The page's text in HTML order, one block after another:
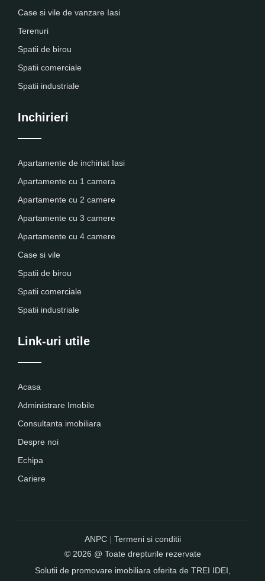
Case si vile de vanzare Iasi
Terenuri
Spatii de birou
Spatii comerciale
Spatii industriale
Inchirieri
Apartamente de inchiriat Iasi
Apartamente cu 1 camera
Apartamente cu 2 camere
Apartamente cu 3 camere
Apartamente cu 4 camere
Case si vile
Spatii de birou
Spatii comerciale
Spatii industriale
Link-uri utile
Acasa
Administrare Imobile
Consultanta imobiliara
Despre noi
Echipa
Cariere
ANPC| Termeni si conditii
© 2026 @ Toate drepturile rezervate
Solutii de promovare imobiliara oferita de TREI IDEI,